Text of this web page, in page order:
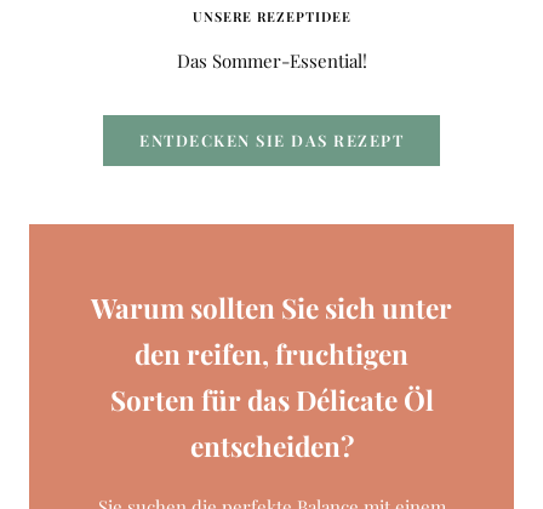
UNSERE REZEPTIDEE
Das Sommer-Essential!
ENTDECKEN SIE DAS REZEPT
Warum sollten Sie sich unter
den reifen, fruchtigen
Sorten für das Délicate Öl
entscheiden?